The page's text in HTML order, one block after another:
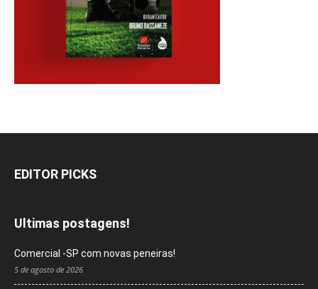
EDITOR PICKS
Ultimas postagens!
Comercial -SP com novas peneiras!
5 de agosto de 2026